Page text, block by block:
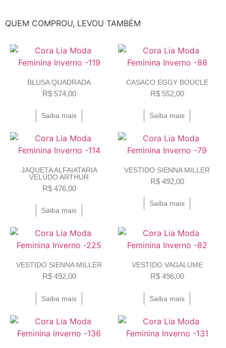
QUEM COMPROU, LEVOU TAMBÉM
BLUSA QUADRADA
R$574,00
Saiba mais
CASACO EGGY BOUCLE
R$552,00
Saiba mais
JAQUETA ALFAIATARIA
VELUDO ARTHUR
R$476,00
Saiba mais
VESTIDO SIENNA MILLER
R$492,00
Saiba mais
VESTIDO SIENNA MILLER
R$492,00
Saiba mais
VESTIDO VAGALUME
R$496,00
Saiba mais